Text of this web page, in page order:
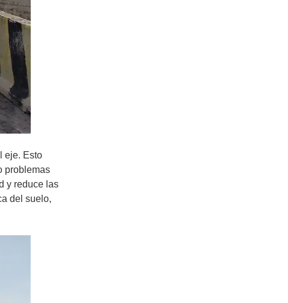
eje. Esto
problemas
y reduce las
del suelo,